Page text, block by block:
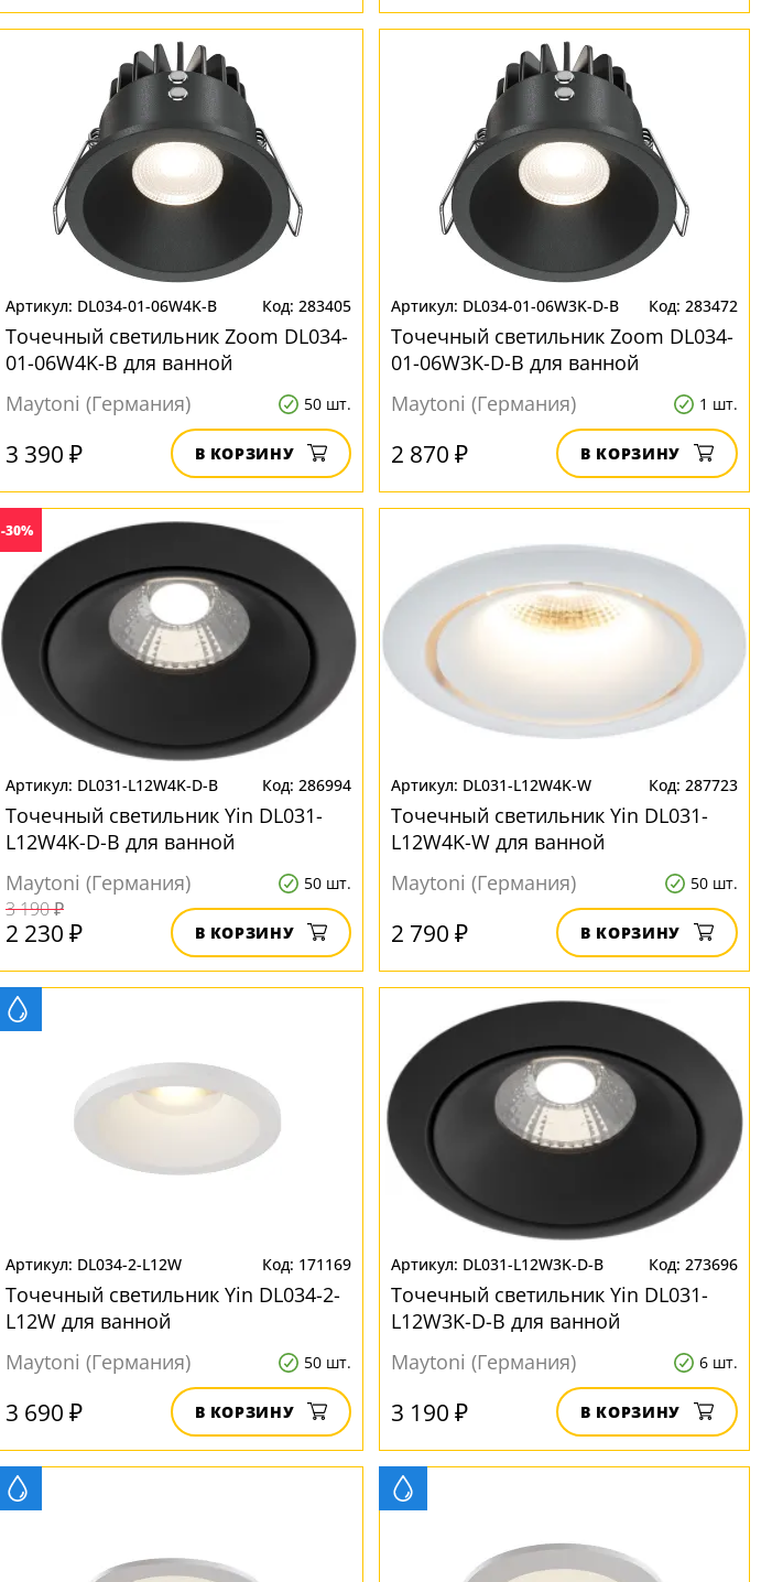
DL034-01-06W4K-B 283405
Точечный светильник Zoom DL034-
01-06W4K-B для ванной
Maytoni (Германия)
50 шт.
3 390 ₽ В КОРЗИНУ
DL034-01-06W3K-D-B 283472
Точечный светильник Zoom DL034-
01-06W3K-D-B для ванной
Maytoni (Германия)
1 шт.
2 870 ₽ В КОРЗИНУ
-30%
DL031-L12W4K-D-B 286994
Точечный светильник Yin DL031-
L12W4K-D-B для ванной
Maytoni (Германия)
50 шт.
3 190 ₽
2 230 ₽ В КОРЗИНУ
DL031-L12W4K-W 287723
Точечный светильник Yin DL031-
L12W4K-W для ванной
Maytoni (Германия)
50 шт.
2 790 ₽ В КОРЗИНУ
DL034-2-L12W 171169
Точечный светильник Yin DL034-2-
L12W для ванной
Maytoni (Германия)
50 шт.
3 690 ₽ В КОРЗИНУ
DL031-L12W3K-D-B 273696
Точечный светильник Yin DL031-
L12W3K-D-B для ванной
Maytoni (Германия)
6 шт.
3 190 ₽ В КОРЗИНУ